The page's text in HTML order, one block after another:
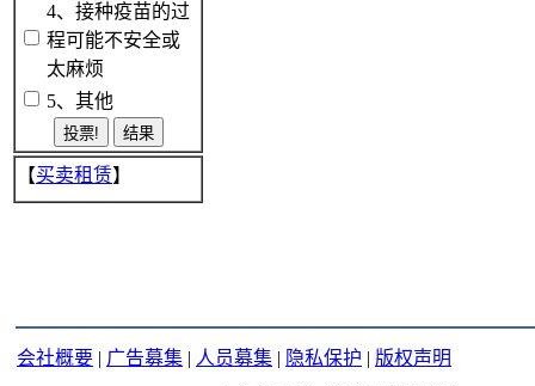
4、接种疫苗的过
程可能不安全或
太麻烦
5、其他
【买卖租赁】
会社概要 | 广告募集 | 人员募集 | 隐私保护 | 版权声明